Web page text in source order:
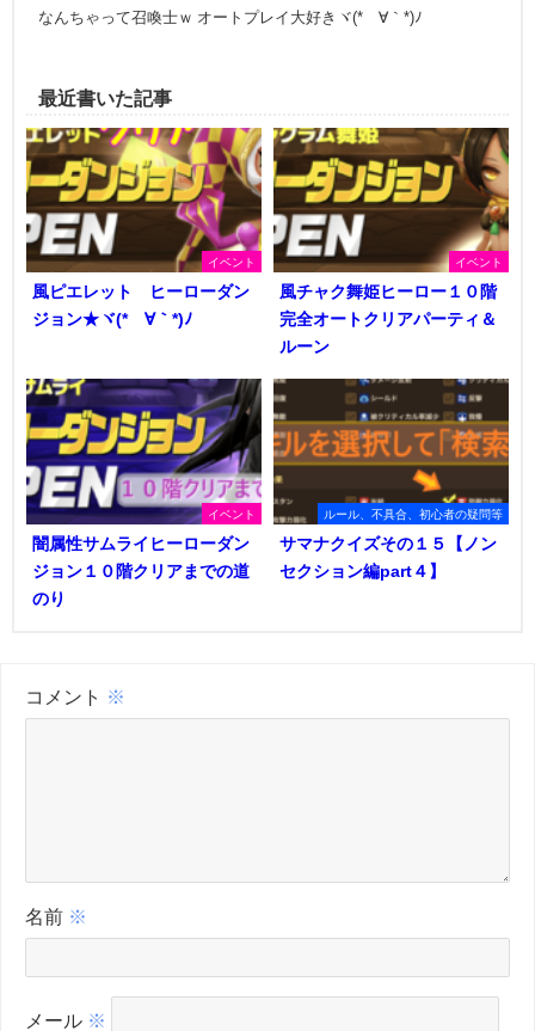
なんちゃって召喚士ｗ オートプレイ大好きヾ(*´∀｀*)ﾉ
最近書いた記事
イベント
風ピエレット ヒーローダン
ジョン★ヾ(*´∀｀*)ﾉ
イベント
風チャク舞姫ヒーロー１０階
完全オートクリアパーティ＆
ルーン
イベント
闇属性サムライヒーローダン
ジョン１０階クリアまでの道
のり
ルール、不具合、初心者の疑問等
サマナクイズその１５【ノン
セクション編part４】
コメント ※
名前 ※
メール ※